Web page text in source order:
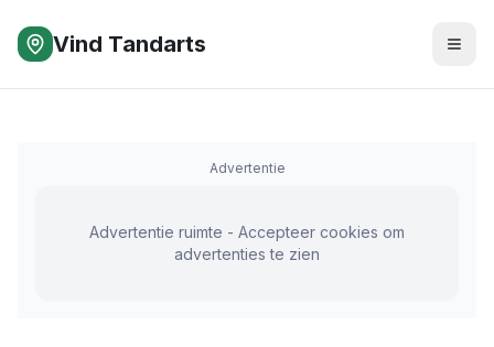
Vind Tandarts
Advertentie
Advertentie ruimte - Accepteer cookies om
advertenties te zien